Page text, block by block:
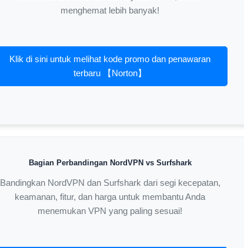
menghemat lebih banyak!
Klik di sini untuk melihat kode promo dan penawaran
terbaru 【Norton】
Bagian Perbandingan NordVPN vs Surfshark
Bandingkan NordVPN dan Surfshark dari segi kecepatan,
keamanan, fitur, dan harga untuk membantu Anda
menemukan VPN yang paling sesuai!